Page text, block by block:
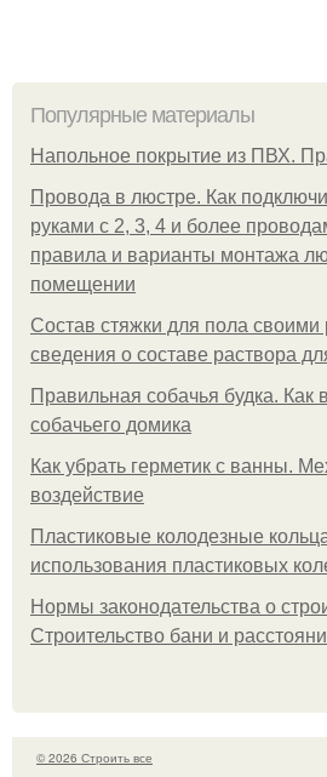
Популярные материалы
Напольное покрытие из ПВХ.
Провода в люстре. Как
руками с 2, 3, 4 и более
правила и варианты монтажа
помещении
Состав стяжки для пола
сведения о составе раствора
Правильная собачья будка. Как
собачьего домика
Как убрать герметик с ванны.
воздействие
Пластиковые колодезные
использования пластиковых
Нормы законодательства о
Строительство бани и
© 2026 Строить все